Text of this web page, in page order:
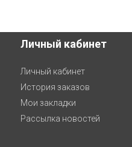
Личный кабинет
Личный кабинет
История заказов
Мои закладки
Рассылка новостей